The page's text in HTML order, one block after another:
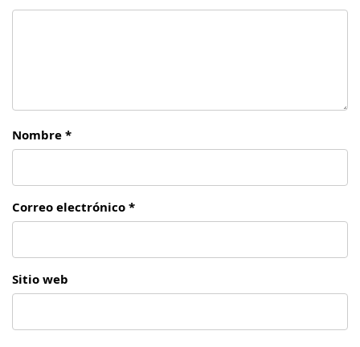
Nombre *
Correo electrónico *
Sitio web